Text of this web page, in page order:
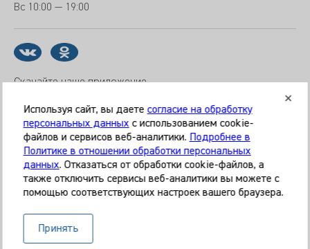
Вс 10:00 — 19:00
Скачайте наше приложение
© 2026 Клиника «МЕДИКАЛ ОН ГРУП»
Все права защищены
Информация, представленная на сайте, является
постановки диагноза, назначения лечения. Необходима
очная консультация специалиста. Используя данный сайт,
вы даёте согласие на обработку ваших данных сервисом
Используя сайт, вы даете согласие на обработку
персональных данныхс использованием cookie-
файлов и сервисов веб-аналитики. Подробнее в
Политике в отношении обработки персональных
данных. Отказаться от обработки cookie-файлов, а
также отключить сервисы веб-аналитики вы можете с
помощью соответствующих настроек вашего браузера.
Принять